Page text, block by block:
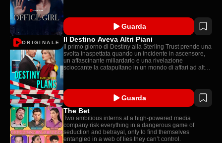
Guarda
ORIGINALE Il Destino Aveva Altri Piani
Il primo giorno di Destiny alla Sterling Trust prende una
svolta inaspettata quando un incidente in ascensore,
un affascinante miliardario e una rivelazione
scioccante la catapultano in un mondo di affari ad alto
Guarda
The Bet
Two ambitious interns at a high-powered media
company risk everything in a dangerous game of
seduction and betrayal, only to find themselves
entangled in a web of lies they can’t control.